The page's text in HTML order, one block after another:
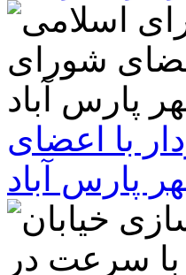
با اعضای
پارس آباد